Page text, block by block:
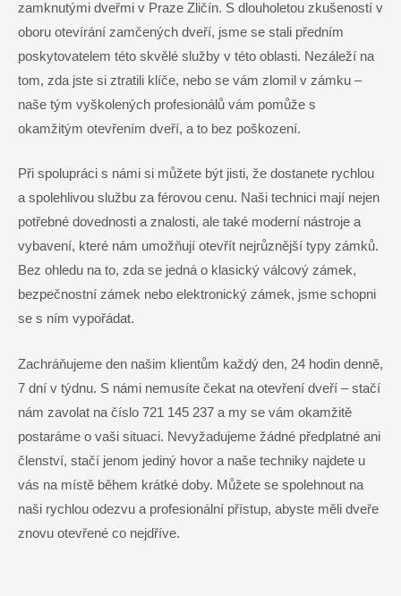
zamknutými dveřmi v Praze Zličín. S dlouholetou zkušeností v
oboru otevírání zamčených dveří, jsme se stali předním
poskytovatelem této skvělé služby v této oblasti. Nezáleží na
tom, zda jste si ztratili klíče, nebo se vám zlomil v zámku –
naše tým vyškolených profesionálů vám pomůže s
okamžitým otevřením dveří, a to bez poškození.
Při spolupráci s námi si můžete být jisti, že dostanete rychlou
a spolehlivou službu za férovou cenu. Naši technici mají nejen
potřebné dovednosti a znalosti, ale také moderní nástroje a
vybavení, které nám umožňují otevřít nejrůznější typy zámků.
Bez ohledu na to, zda se jedná o klasický válcový zámek,
bezpečnostní zámek nebo elektronický zámek, jsme schopni
se s ním vypořádat.
Zachráňujeme den našim klientům každý den, 24 hodin denně,
7 dní v týdnu. S námi nemusíte čekat na otevření dveří – stačí
nám zavolat na číslo 721 145 237 a my se vám okamžitě
postaráme o vaši situaci. Nevyžadujeme žádné předplatné ani
členství, stačí jenom jediný hovor a naše techniky najdete u
vás na místě během krátké doby. Můžete se spolehnout na
naši rychlou odezvu a profesionální přístup, abyste měli dveře
znovu otevřené co nejdříve.